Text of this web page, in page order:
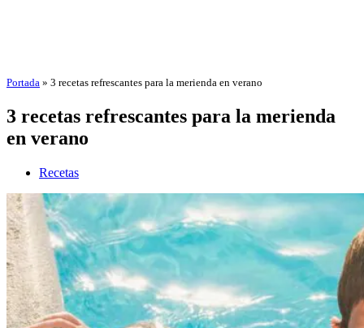
Portada » 3 recetas refrescantes para la merienda en verano
3 recetas refrescantes para la merienda
en verano
Recetas